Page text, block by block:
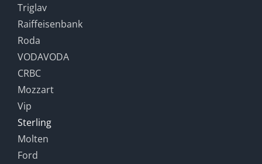
Triglav
Raiffeisenbank
Roda
VODAVODA
CRBC
Mozzart
Vip
Sterling
Molten
Ford